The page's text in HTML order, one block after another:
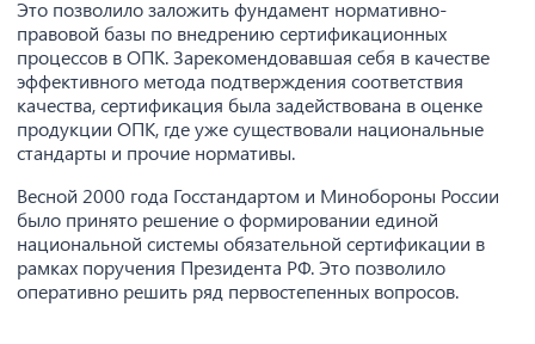
Это позволило заложить фундамент нормативно-
правовой базы по внедрению сертификационных
процессов в ОПК. Зарекомендовавшая себя в качестве
эффективного метода подтверждения соответствия
качества, сертификация была задействована в оценке
продукции ОПК, где уже существовали национальные
стандарты и прочие нормативы.
Весной 2000 года Госстандартом и Минобороны России
было принято решение о формировании единой
национальной системы обязательной сертификации в
рамках поручения Президента РФ. Это позволило
оперативно решить ряд первостепенных вопросов.